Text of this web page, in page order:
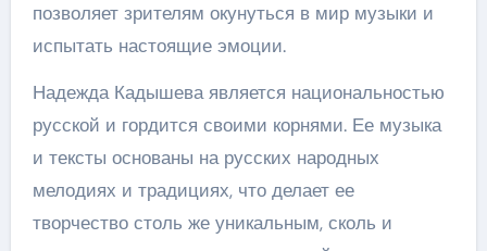
позволяет зрителям окунуться в мир музыки и
испытать настоящие эмоции.
Надежда Кадышева является национальностью
русской и гордится своими корнями. Ее музыка
и тексты основаны на русских народных
мелодиях и традициях, что делает ее
творчество столь же уникальным, сколь и